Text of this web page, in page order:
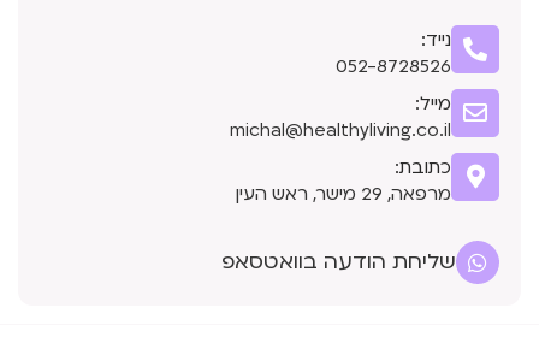
נייד:
052-8728526
מייל:
michal@healthyliving.co.il
כתובת:
מרפאה, 29 מישר, ראש העין
שליחת הודעה בוואטסאפ